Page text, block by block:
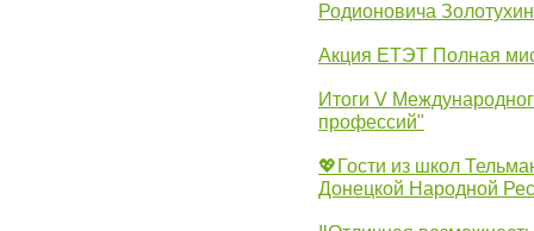
Родионовича
Акция ЕТЭТ Полная
Итоги V
профессий"
💖Гости из школ
Донецкой Народной